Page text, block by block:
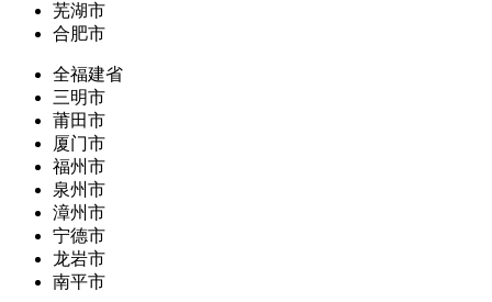
芜湖市
合肥市
全福建省
三明市
莆田市
厦门市
福州市
泉州市
漳州市
宁德市
龙岩市
南平市